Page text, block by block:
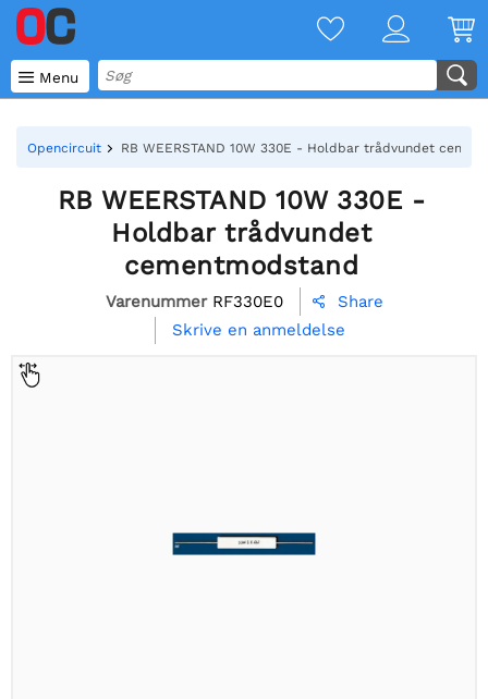
 Menu
Opencircuit RB WEERSTAND 10W 330E - Holdbar trådvundet
RB WEERSTAND 10W 330E -
Holdbar trådvundet
cementmodstand
Varenummer RF330E0 
Share
Skrive en anmeldelse